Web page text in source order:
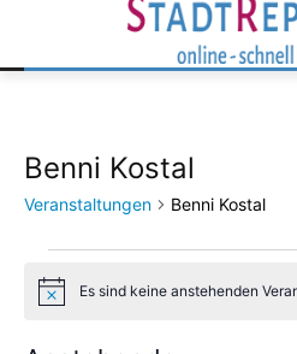
Benni Kostal
Veranstaltungen Benni Kostal
Veranstaltungen
HinweisEs sind keine anstehenden